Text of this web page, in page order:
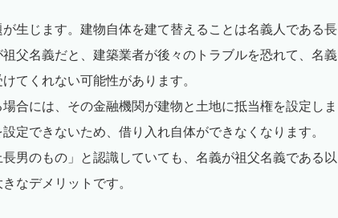
生じます。建物自体を建て替えることは名義人である長
父名義だと、建築業者が後々のトラブルを恐れて、名義
てくれない可能性があります。
合には、その金融機関が建物と土地に抵当権を設定しま
定できないため、借り入れ自体ができなくなります。
男のもの」と認識していても、名義が祖父名義である以
なデメリットです。